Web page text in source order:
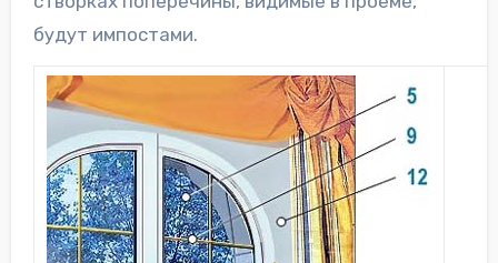
будут импостами.